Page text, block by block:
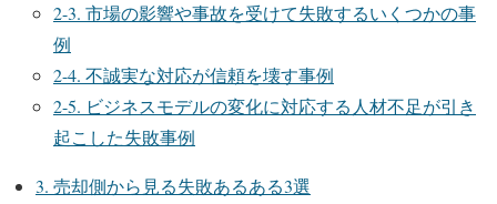
2-3. 市場の影響や事故を受けて失敗するいくつかの事
例
2-4. 不誠実な対応が信頼を壊す事例
2-5. ビジネスモデルの変化に対応する人材不足が引き
起こした失敗事例
3. 売却側から見る失敗あるある3選